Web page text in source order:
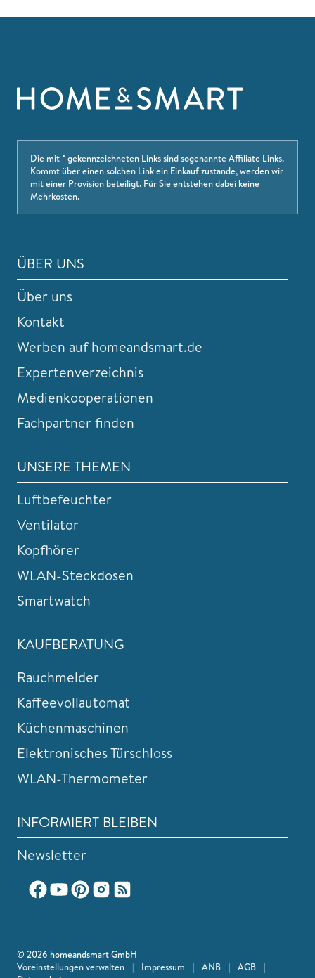
Die mit * gekennzeichneten Links sind sogenannte Affiliate Links.
Kommt über einen solchen Link ein Einkauf zustande, werden wir
mit einer Provision beteiligt. Für Sie entstehen dabei keine
Mehrkosten.
ÜBER UNS
Über uns
Kontakt
Werben auf homeandsmart.de
Expertenverzeichnis
Medienkooperationen
Fachpartner finden
UNSERE THEMEN
Luftbefeuchter
Ventilator
Kopfhörer
WLAN-Steckdosen
Smartwatch
KAUFBERATUNG
Rauchmelder
Kaffeevollautomat
Küchenmaschinen
Elektronisches Türschloss
WLAN-Thermometer
INFORMIERT BLEIBEN
Newsletter
© 2026 homeandsmart GmbH
Voreinstellungen verwalten
| Impressum | ANB | AGB
|